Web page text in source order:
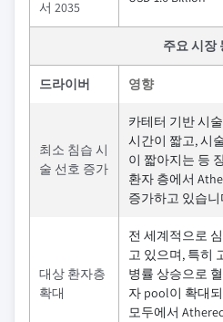
서 2035
주요 시장
드라이버 영향
최소 침습 시
술 선호 증가
카테터 기반 시
시간이 짧고, 시
이 짧아지는 등
환자 층에서
증가하고 있습니
대상 환자층
확대
전 세계적으로
고 있으며, 특히
병률 상승으로
자 pool이 확대
모두에서